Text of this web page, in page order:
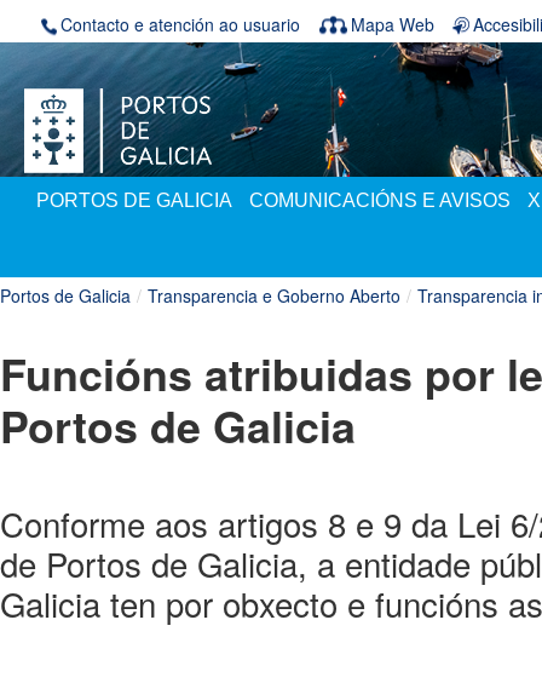
Volver ao contido
Contacto e atención ao usuario Mapa Web
PORTOS DE GALICIA COMUNICACIÓNS E AVISOS
Portos de Galicia / Transparencia e Goberno Aberto / Transparencia
Funcións atribuidas por
Portos de Galicia
Conforme aos artigos 8 e 9 da Lei
de Portos de Galicia, a entidade
Galicia ten por obxecto e funcións